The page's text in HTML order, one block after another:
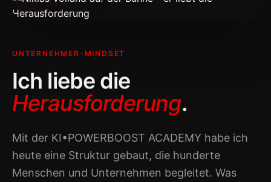
UNTERNEHMER-MINDSET
Ich liebe die
Herausforderung.
Mit der KI•POWERBOOST ACADEMY habe ich
heute eine Struktur gebaut, die hunderte
Menschen und Unternehmen begleitet. Was